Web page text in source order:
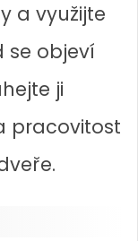
a využijte
se objeví
ji
pracovitost